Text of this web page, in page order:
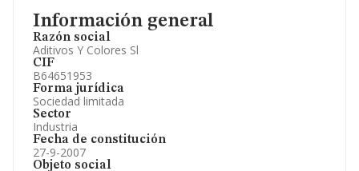
Información general
Razón social
Aditivos Y Colores Sl
CIF
B64651953
Forma jurídica
Sociedad limitada
Sector
Industria
Fecha de constitución
27-9-2007
Objeto social
Información oficial y registral complementaria.